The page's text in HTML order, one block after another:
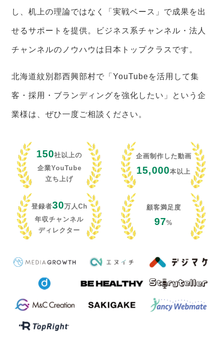
し、机上の理論ではなく「実戦ベース」で成果を出
せるサポートを提供。ビジネス系チャンネル・法人
チャンネルのノウハウは日本トップクラスです。
北海道紋別郡西興部村で「YouTubeを活用して集
客・採用・ブランディングを強化したい」という企
業様は、ぜひ一度ご相談ください。
150社以上の
企業YouTube
立ち上げ
企画制作した動画
15,000本以上
登録者30万人Ch
年収チャンネル
ディレクター
顧客満足度
97%